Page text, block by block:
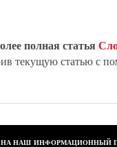
полная статья
текущую статью с
НА НАШ